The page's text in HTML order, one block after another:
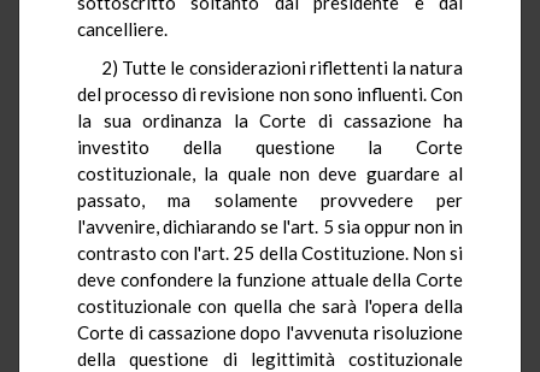
cancelliere.
2) Tutte le considerazioni riflettenti la natura
del processo di revisione non sono influenti. Con
la sua ordinanza la Corte di cassazione ha
investito della questione la Corte
costituzionale, la quale non deve guardare al
passato, ma solamente provvedere per
l'avvenire, dichiarando se l'art. 5 sia oppur non in
contrasto con l'art. 25 della Costituzione. Non si
deve confondere la funzione attuale della Corte
costituzionale con quella che sarà l'opera della
Corte di cassazione dopo l'avvenuta risoluzione
della questione di legittimità costituzionale